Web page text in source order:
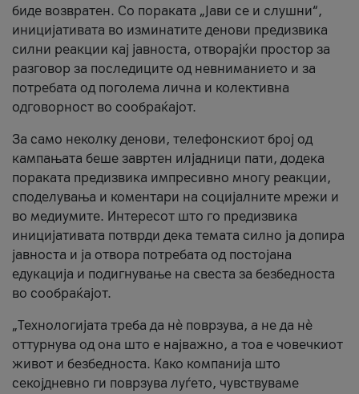
биде возвратен. Со пораката „Јави се и слушни“,
иницијативата во изминатите денови предизвика
силни реакции кај јавноста, отворајќи простор за
разговор за последиците од невниманието и за
потребата од поголема лична и колективна
одговорност во сообраќајот.
За само неколку денови, телефонскиот број од
кампањата беше завртен илјадници пати, додека
пораката предизвика импресивно многу реакции,
споделувања и коментари на социјалните мрежи и
во медиумите. Интересот што го предизвика
иницијативата потврди дека темата силно ја допира
јавноста и ја отвора потребата од постојана
едукација и подигнување на свеста за безбедноста
во сообраќајот.
„Технологијата треба да нè поврзува, а не да нè
оттурнува од она што е најважно, а тоа е човечкиот
живот и безбедноста. Како компанија што
секојдневно ги поврзува луѓето, чувствуваме